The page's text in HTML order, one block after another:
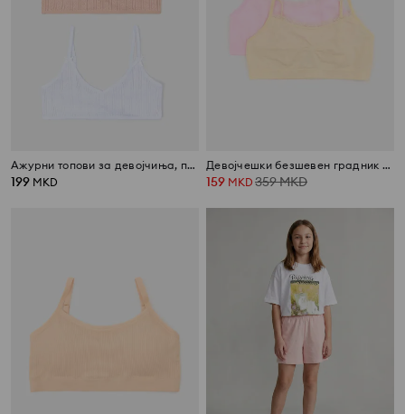
Ажурни топови за девојчиња, пакување од 2 парчиња
199 MKD
Девојчешки безшевен градник тип топ, 2 парчиња
159 MKD 359MKD